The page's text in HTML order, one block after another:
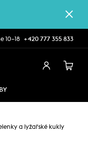
10–18 +420 777 355 833
a lyžařské kukly